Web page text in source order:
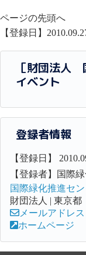
ページの先頭へ
【登録日】
［財団法人
イベント
登録者情報
【登録日】
【登録者】国際
国際緑化推進セ
財団法人 | 東京都
メールアドレス
ホームページ